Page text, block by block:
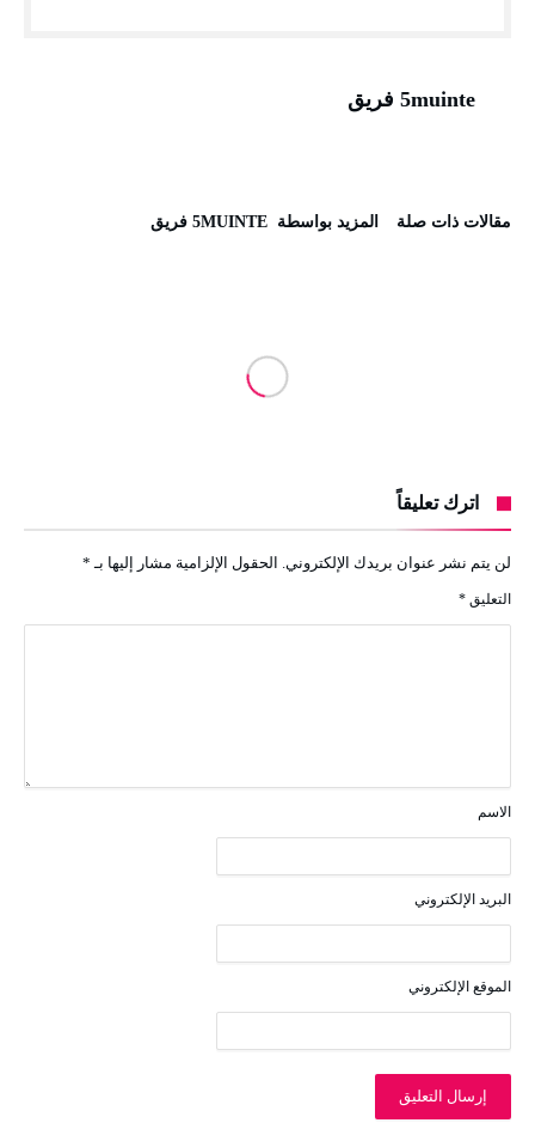
5muinte فريق
‫مقالات ذات صلة‬ ‫‫المزيد بواسطة‬ ‬ 5MUINTE فريق
اترك تعليقاً
لن يتم نشر عنوان بريدك الإلكتروني. الحقول الإلزامية مشار إليها بـ *
التعليق *
الاسم
البريد الإلكتروني
الموقع الإلكتروني